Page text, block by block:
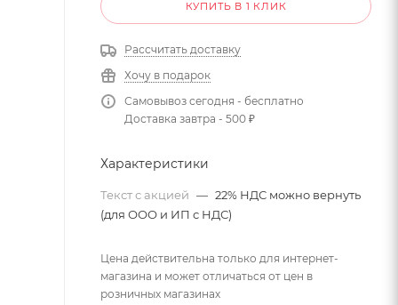
КУПИТЬ В 1 КЛИК
Рассчитать доставку
Хочу в подарок
Самовывоз сегодня - бесплатно
Доставка завтра - 500 ₽
Характеристики
Текст с акцией — 22% НДС можно вернуть
(для ООО и ИП с НДС)
Цена действительна только для интернет-
магазина и может отличаться от цен в
розничных магазинах